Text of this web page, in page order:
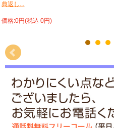
典返し...
価格:0円(税込 0円)